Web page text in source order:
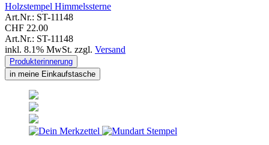
Holzstempel Himmelssterne
Art.Nr.: ST-11148
CHF 22.00
Art.Nr.: ST-11148
inkl. 8.1% MwSt. zzgl. Versand
Produkterinnerung
in meine Einkaufstasche